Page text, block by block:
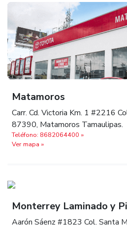
Matamoros
Carr. Cd. Victoria Km. 1 #2216
87390, Matamoros Tamaulipas.
Teléfono: 8682064400 »
Ver mapa »
Monterrey Laminado y
Aarón Sáenz #1823 Col. Santa